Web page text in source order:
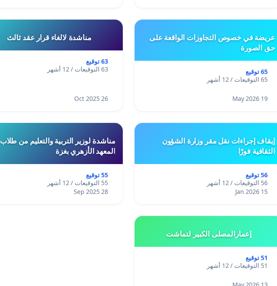
عريضة في خصوص التجاوزات الواقعة على
حق الصورة
65 توقيع
65 التوقيعات / 12 أشهر
19 May 2026
مناشدة لالغاء قرار عقد ثالث
63 توقيع
63 التوقيعات / 12 أشهر
26 Oct 2025
إيقاف إجراءات نقل مقر وزارة الشؤون
الثقافية فورًا
56 توقيع
56 التوقيعات / 12 أشهر
15 Jan 2026
مناشدة لوزير التربية والتعليم من طلاب
المعهد الأزهري بغزة
55 توقيع
55 التوقيعات / 12 أشهر
28 Sep 2025
إعمارالمصلى الكبير لتماشت
51 توقيع
51 التوقيعات / 12 أشهر